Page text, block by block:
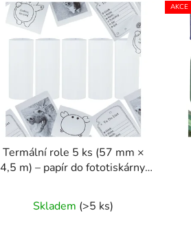
Termální role 5 ks (57 mm ×
4,5 m) – papír do fototiskárny,
Skladem (>5 ks)
AKCE